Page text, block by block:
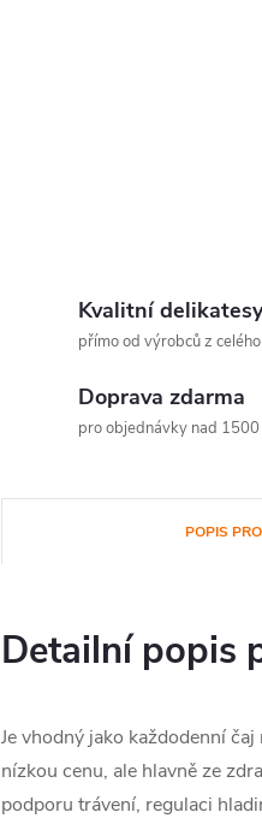
Kvalitní delikatesy
přímo od výrobců z
Doprava zdarma
pro objednávky nad 1500
POPIS
Detailní popis
Je vhodný jako každodenní
nízkou cenu, ale hlavně ze
podporu trávení, regulaci